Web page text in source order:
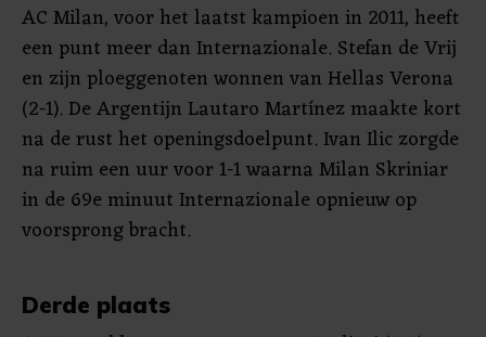
AC Milan, voor het laatst kampioen in 2011, heeft
een punt meer dan Internazionale. Stefan de Vrij
en zijn ploeggenoten wonnen van Hellas Verona
(2-1). De Argentijn Lautaro Martínez maakte kort
na de rust het openingsdoelpunt. Ivan Ilic zorgde
na ruim een uur voor 1-1 waarna Milan Skriniar
in de 69e minuut Internazionale opnieuw op
voorsprong bracht.
Derde plaats